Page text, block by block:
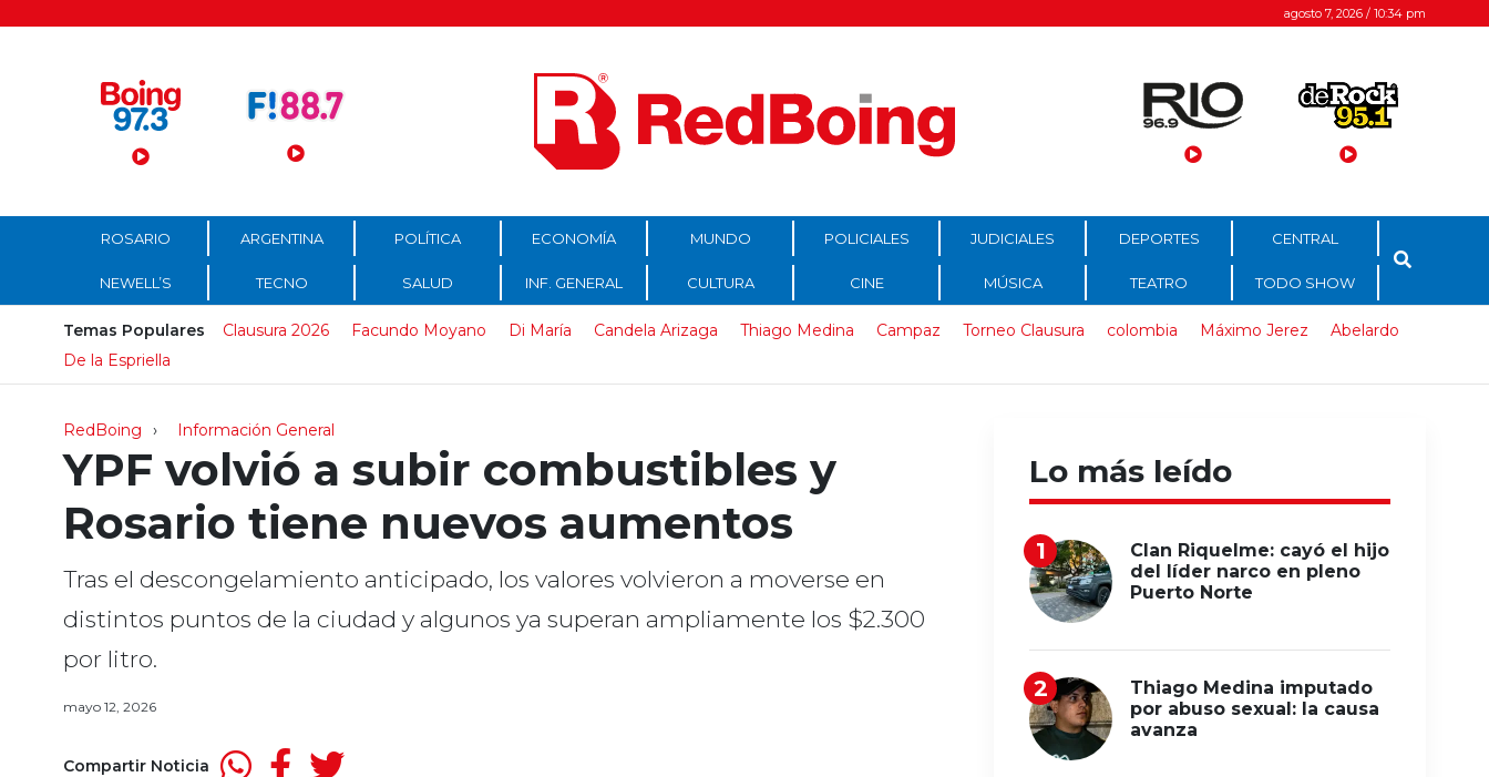
Menú Principal agosto 7, 2026 / 10:34 pm
ROSARIO ARGENTINA POLÍTICA ECONOMÍA MUNDO POLICIALES JUDICIALES DEPORTES CENTRAL
NEWELL’S TECNO SALUD INF. GENERAL CULTURA CINE MÚSICA TEATRO TODO SHOW
Temas Populares Clausura 2026 Facundo Moyano Di María Candela Arizaga Thiago Medina Campaz Torneo Clausura colombia Máximo Jerez
Abelardo
De la Espriella
RedBoing Información General
YPF volvió a subir combustibles y
Rosario tiene nuevos aumentos
Tras el descongelamiento anticipado, los valores volvieron a moverse en
distintos puntos de la ciudad y algunos ya superan ampliamente los $2.300
por litro.
mayo 12, 2026
Compartir Noticia
Lo más leído
Clan Riquelme: cayó el hijo
del líder narco en pleno
Puerto Norte
Thiago Medina imputado
por abuso sexual: la causa
avanza